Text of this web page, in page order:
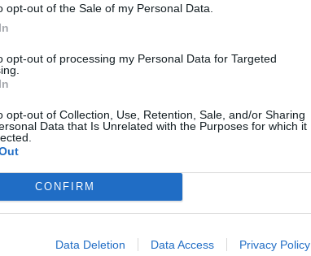
opt-out of the Sale of my Personal Data.
opt-out of processing my Personal Data for Targeted
opt-out of Collection, Use, Retention, Sale, and/or Sharing
Data that Is Unrelated with the Purposes for which it
CONFIRM
Data Deletion Data Access Privacy Policy
na